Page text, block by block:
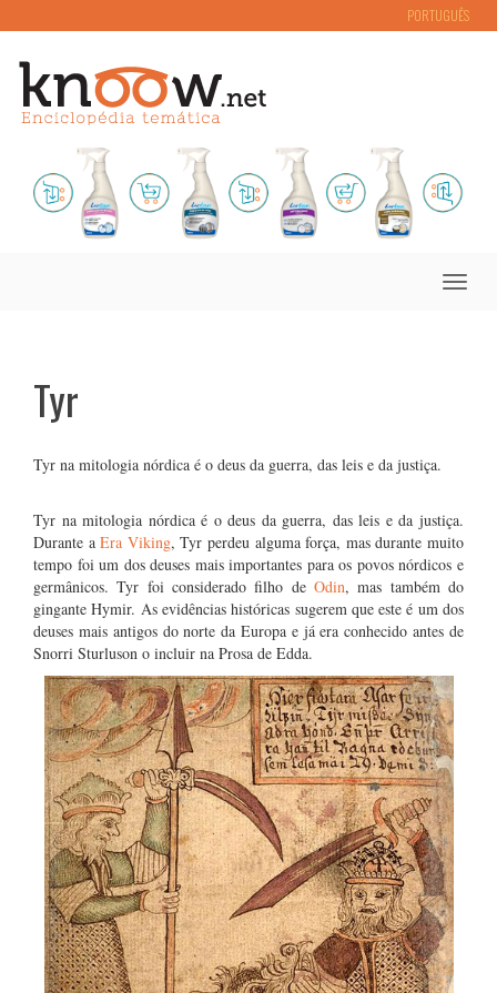
PORTUGUÊS
Toggle
Tyr
Tyr na mitologia nórdica é o deus da guerra, das leis e da justiça.
Tyr na mitologia nórdica é o deus da guerra, das leis e da justiça.
Durante aEra Viking, Tyr perdeu alguma força, mas durante muito
tempo foi um dos deuses mais importantes para os povos nórdicos e
germânicos. Tyr foi considerado filho de Odin, mas também do
gingante Hymir. As evidências históricas sugerem que este é um dos
deuses mais antigos do norte da Europa e já era conhecido antes de
Snorri Sturluson o incluir na Prosa de Edda.